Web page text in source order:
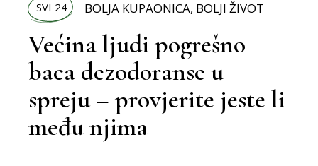
SVI 24 BOLJA KUPAONICA, BOLJI ŽIVOT
Većina ljudi pogrešno
baca dezodoranse u
spreju – provjerite jeste li
među njima